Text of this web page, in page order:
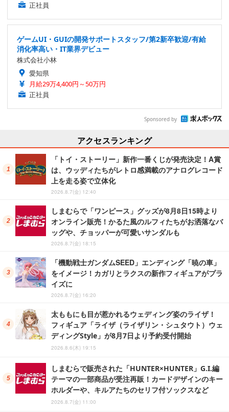
正社員
ゲームUI・GUIの開発サポートスタッフ/第2新卒歓迎/有給
消化率高い・IT業界デビュー
株式会社小林
愛知県
月給29万4,400円～50万円
正社員
Sponsored by
アクセスランキング
「トイ・ストーリー」新作一番くじが発売決定！A賞
は、ウッディたちがレトロ感満載のアナログレコード
上を走る姿で立体化
2026.8.7(金) 12:40
しまむらで「ワンピース」グッズが8月8日15時より
オンライン販売！かるた風のルフィたちがお洒落なバ
ッグや、チョッパーが可愛いサンダルも
2026.8.7(金) 18:15
「機動戦士ガンダムSEED」エンディング「暁の車」
をイメージ！カガリとラクスの新作フィギュアがプラ
イズに
2026.8.7(金) 16:20
太ももにも目が惹かれるウェディング姿のライザ！
フィギュア「ライザ（ライザリン・シュタウト）ウェ
ディングStyle」が8月7日より予約受付開始
2026.8.6(木) 19:15
しまむらで販売された「HUNTER×HUNTER」G.I.編
テーマの一部商品が受注再販！カードデザインのキー
ホルダーや、キルアたちのセリフ付ソックスなど
2026.8.7(金) 11:00